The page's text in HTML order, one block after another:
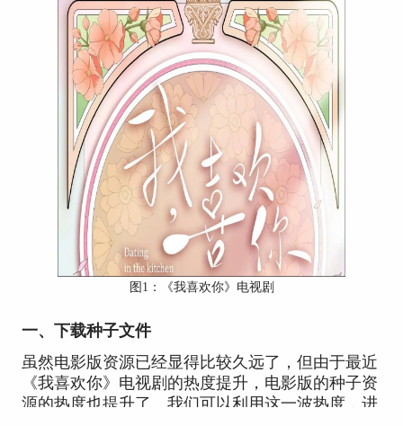
图1：《我喜欢你》电视剧
一、下载种子文件
虽然电影版资源已经显得比较久远了，但由于最近
《我喜欢你》电视剧的热度提升，电影版的种子资
源的热度也提升了。我们可以利用这一波热度，进